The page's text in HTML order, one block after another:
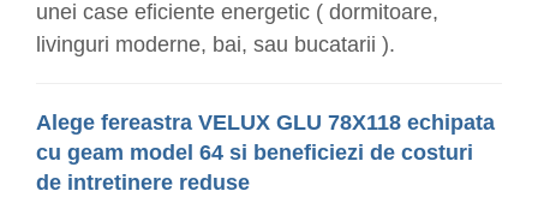
unei case eficiente energetic ( dormitoare,
livinguri moderne, bai, sau bucatarii ).
Alege fereastra VELUX GLU 78X118 echipata
cu geam model 64 si beneficiezi de costuri
de intretinere reduse